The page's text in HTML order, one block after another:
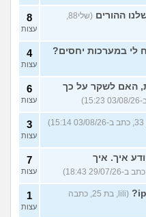
ההורים
(שלי88,
8
עצות
לי במערכות יחסים? 4
עצות
האם לשקר על כך
6
עצות
3
עצות
איך. איך
7
עצות
(lili, בת 25, כתבה
1
עצות